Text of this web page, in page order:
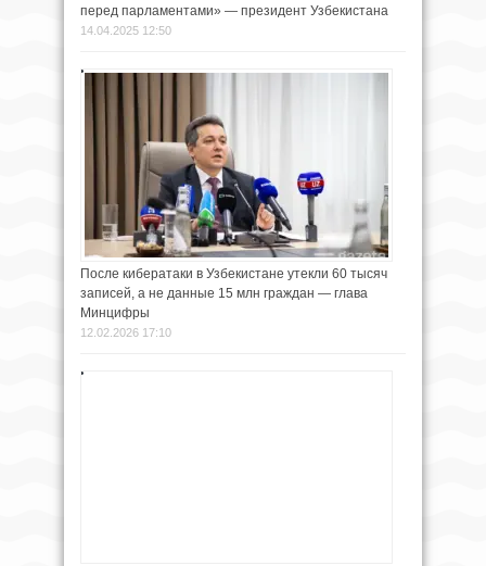
перед парламентами» — президент Узбекистана
14.04.2025 12:50
После кибератаки в Узбекистане утекли 60 тысяч
записей, а не данные 15 млн граждан — глава
Минцифры
12.02.2026 17:10